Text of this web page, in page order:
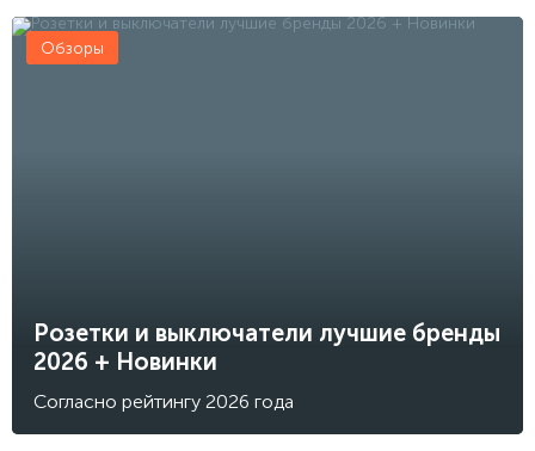
Розетки и выключатели лучшие бренды
2026 + Новинки
Согласно рейтингу 2026 года
Обзоры